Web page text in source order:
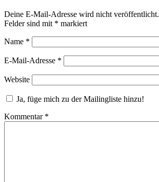
Deine E-Mail-Adresse wird nicht veröffentlicht.
Felder sind mit * markiert
Name *
E-Mail-Adresse *
Website
Ja, füge mich zu der Mailingliste hinzu!
Kommentar *